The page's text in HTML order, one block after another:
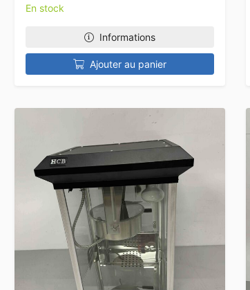
En stock
Informations
Ajouter au panier